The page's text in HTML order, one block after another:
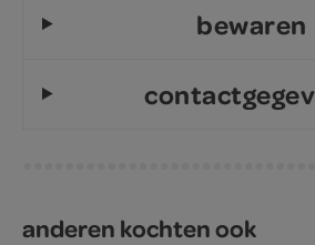
bewaren
anderen kochten ook